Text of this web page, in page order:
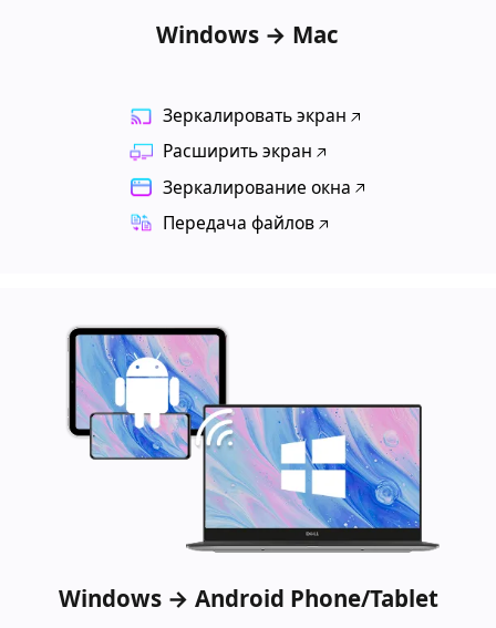
Windows → Mac
Зеркалировать экран
Расширить экран
Зеркалирование окна
Передача файлов
Windows → Android Phone/Tablet